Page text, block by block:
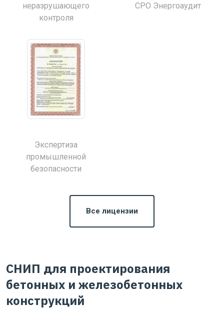
неразрушающего
контроля
СРО Энергоаудит
Экспертиза
промышленной
безопасности
Все лицензии
СНИП для проектирования
бетонных и железобетонных
конструкций